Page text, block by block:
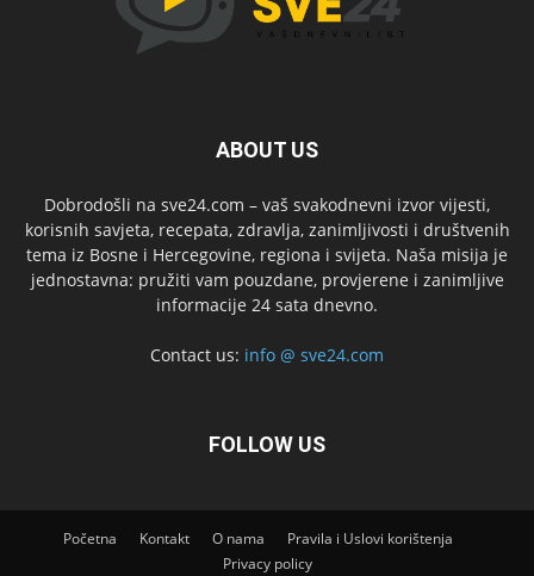
ABOUT US
Dobrodošli na sve24.com – vaš svakodnevni izvor vijesti,
korisnih savjeta, recepata, zdravlja, zanimljivosti i društvenih
tema iz Bosne i Hercegovine, regiona i svijeta. Naša misija je
jednostavna: pružiti vam pouzdane, provjerene i zanimljive
informacije 24 sata dnevno.
Contact us: info @ sve24.com
FOLLOW US
Početna Kontakt O nama
Pravila i Uslovi korištenja
Privacy policy